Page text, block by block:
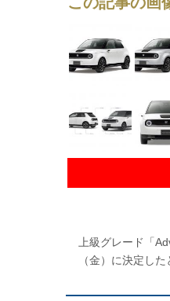
上級グレード「
（金）に決定し